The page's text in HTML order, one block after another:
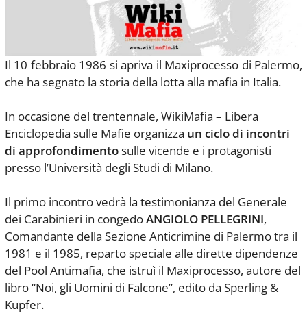
Il 10 febbraio 1986 si apriva il Maxiprocesso di Palermo,
che ha segnato la storia della lotta alla mafia in Italia.
In occasione del trentennale, WikiMafia – Libera
Enciclopedia sulle Mafie organizza un ciclo di incontri
di approfondimentosulle vicende e i protagonisti
presso l’Università degli Studi di Milano.
Il primo incontro vedrà la testimonianza del Generale
dei Carabinieri in congedoANGIOLO PELLEGRINI,
Comandante della Sezione Anticrimine di Palermo tra il
1981 e il 1985, reparto speciale alle dirette dipendenze
del Pool Antimafia, che istruì il Maxiprocesso, autore del
libro “Noi, gli Uomini di Falcone”, edito da Sperling &
Kupfer.